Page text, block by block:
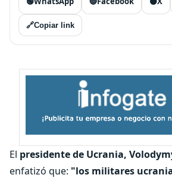
🔗Copiar link
El presidente de Ucrania,
enfatizó que: "los militares